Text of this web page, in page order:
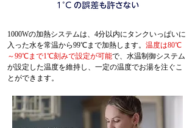
1000Wの加熱システムは、4分以内にタンクいっぱいに
入った水を常温から99℃まで加熱します。 温度は80℃
～99℃まで1℃刻みで設定が可能で、水温制御システム
が設定した温度を維持し、一定の温度でお湯を注ぐこ
とができます。